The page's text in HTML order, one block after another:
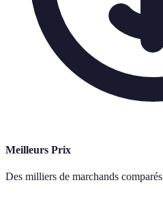
Meilleurs Prix
Des milliers de marchands comparés